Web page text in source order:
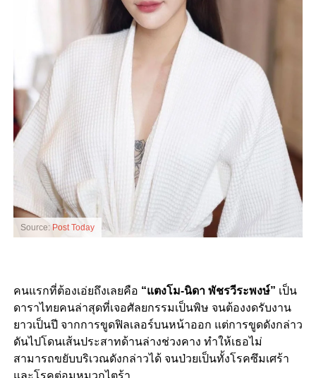
Source: Post Today
คนแรกที่ต้องเอ่ยถึงเลยคือ “แตงโม-นิดา พัชรวีระพงษ์” เป็น
ดาราไทยคนล่าสุดที่เจอศัลยกรรมเป็นพิษ จนต้องงดรับงาน
ยาวเป็นปี จากการขูดฟิลเลอร์บนหน้าออก แต่การขูดดังกล่าว
ดันไปโดนเส้นประสาทด้านล่างช่วงคาง ทำให้เธอไม่
สามารถขยับบริเวณดังกล่าวได้ จนป่วยเป็นทั้งโรคซึมเศร้า